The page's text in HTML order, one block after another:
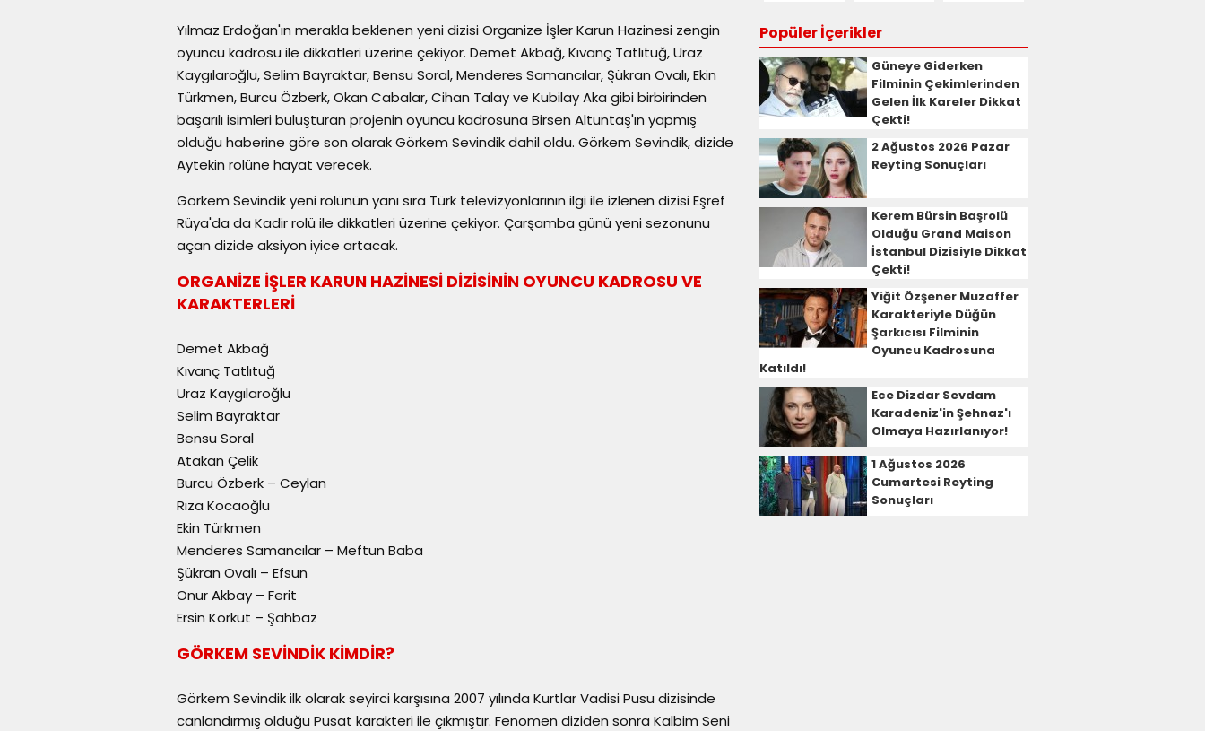
Yılmaz Erdoğan'ın merakla beklenen yeni dizisi Organize İşler Karun Hazinesi zengin
oyuncu kadrosu ile dikkatleri üzerine çekiyor. Demet Akbağ, Kıvanç Tatlıtuğ, Uraz
Kaygılaroğlu, Selim Bayraktar, Bensu Soral, Menderes Samancılar, Şükran Ovalı, Ekin
Türkmen, Burcu Özberk, Okan Cabalar, Cihan Talay ve Kubilay Aka gibi birbirinden
başarılı isimleri buluşturan projenin oyuncu kadrosuna Birsen Altuntaş'ın yapmış
olduğu haberine göre son olarak Görkem Sevindik dahil oldu. Görkem Sevindik, dizide
Aytekin rolüne hayat verecek.
Görkem Sevindik yeni rolünün yanı sıra Türk televizyonlarının ilgi ile izlenen dizisi Eşref
Rüya'da da Kadir rolü ile dikkatleri üzerine çekiyor. Çarşamba günü yeni sezonunu
açan dizide aksiyon iyice artacak.
ORGANİZE İŞLER KARUN HAZİNESİ DİZİSİNİN OYUNCU KADROSU VE
KARAKTERLERİ
Demet Akbağ
Kıvanç Tatlıtuğ
Uraz Kaygılaroğlu
Selim Bayraktar
Bensu Soral
Atakan Çelik
Burcu Özberk – Ceylan
Rıza Kocaoğlu
Ekin Türkmen
Menderes Samancılar – Meftun Baba
Şükran Ovalı – Efsun
Onur Akbay – Ferit
Ersin Korkut – Şahbaz
GÖRKEM SEVİNDİK KİMDİR?
Görkem Sevindik ilk olarak seyirci karşısına 2007 yılında Kurtlar Vadisi Pusu dizisinde
canlandırmış olduğu Pusat karakteri ile çıkmıştır. Fenomen diziden sonra Kalbim Seni
Popüler İçerikler
Güneye Giderken
Filminin Çekimlerinden
Gelen İlk Kareler Dikkat
Çekti!
2 Ağustos 2026 Pazar
Reyting Sonuçları
Kerem Bürsin Başrolü
Olduğu Grand Maison
İstanbul Dizisiyle Dikkat
Çekti!
Yiğit Özşener Muzaffer
Karakteriyle Düğün
Şarkıcısı Filminin
Oyuncu Kadrosuna
Katıldı!
Ece Dizdar Sevdam
Karadeniz'in Şehnaz'ı
Olmaya Hazırlanıyor!
1 Ağustos 2026
Cumartesi Reyting
Sonuçları